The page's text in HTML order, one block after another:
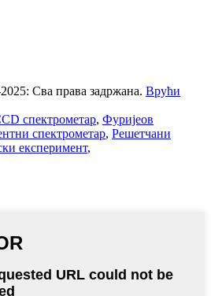
Сва права задржана. Врући
спектрометар, Фуријеов
спектрометар, Решетчани
експеримент,